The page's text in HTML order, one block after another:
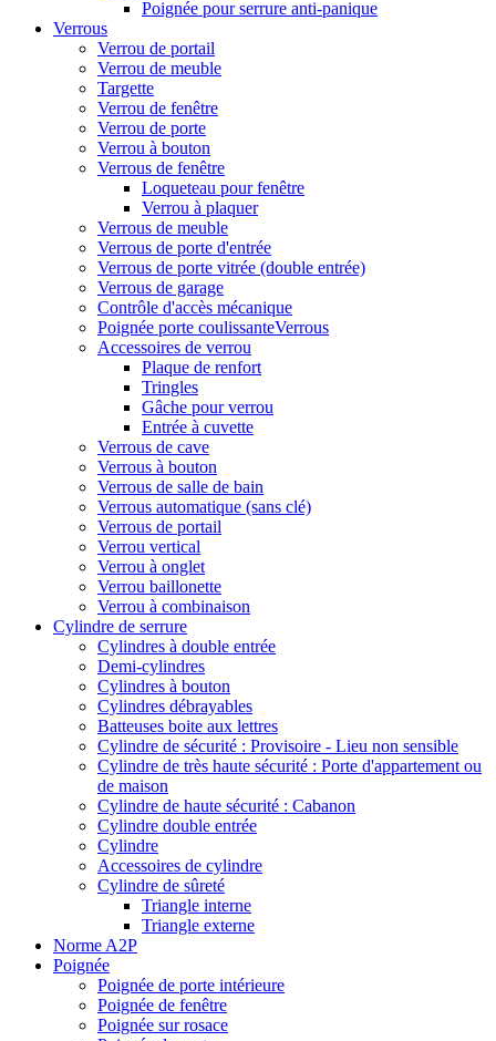
Poignée pour serrure anti-panique
Verrous
Verrou de portail
Verrou de meuble
Targette
Verrou de fenêtre
Verrou de porte
Verrou à bouton
Verrous de fenêtre
Loqueteau pour fenêtre
Verrou à plaquer
Verrous de meuble
Verrous de porte d'entrée
Verrous de porte vitrée (double entrée)
Verrous de garage
Contrôle d'accès mécanique
Poignée porte coulissanteVerrous
Accessoires de verrou
Plaque de renfort
Tringles
Gâche pour verrou
Entrée à cuvette
Verrous de cave
Verrous à bouton
Verrous de salle de bain
Verrous automatique (sans clé)
Verrous de portail
Verrou vertical
Verrou à onglet
Verrou baillonette
Verrou à combinaison
Cylindre de serrure
Cylindres à double entrée
Demi-cylindres
Cylindres à bouton
Cylindres débrayables
Batteuses boite aux lettres
Cylindre de sécurité : Provisoire - Lieu non sensible
Cylindre de très haute sécurité : Porte d'appartement ou
de maison
Cylindre de haute sécurité : Cabanon
Cylindre double entrée
Cylindre
Accessoires de cylindre
Cylindre de sûreté
Triangle interne
Triangle externe
Norme A2P
Poignée
Poignée de porte intérieure
Poignée de fenêtre
Poignée sur rosace